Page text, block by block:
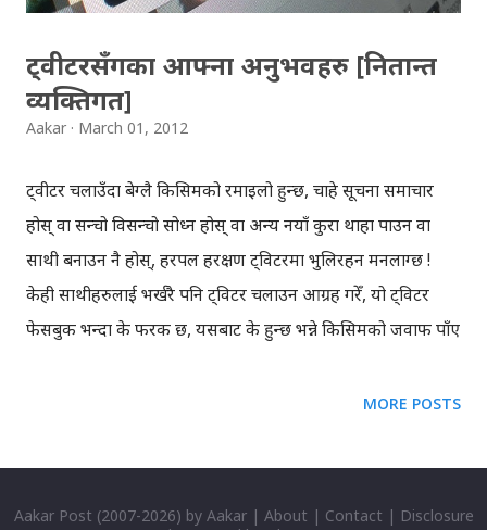
ट्वीटरसँगका आफ्ना अनुभवहरु [नितान्त
व्यक्तिगत]
Aakar March 01, 2012
ट्वीटर चलाउँदा बेग्लै किसिमको रमाइलो हुन्छ, चाहे सूचना समाचार
होस् वा सन्चो विसन्चो सोध्न होस् वा अन्य नयाँ कुरा थाहा पाउन वा
साथी बनाउन नै होस्, हरपल हरक्षण ट्विटरमा भुलिरहन मनलाग्छ !
केही साथीहरुलाई भर्खरै पनि ट्विटर चलाउन आग्रह गरेँ, यो ट्विटर
फेसबुक भन्दा के फरक छ, यसबाट के हुन्छ भन्ने किसिमको जवाफ पाँए
ट्विटर भनेको के हो भनेर ! अनि ट्विटर चलाउनेहरुलाई ट्विटर के हो
बारेमा सबैको आ-आफ्नै किसिमको धारणा होला, अनि यसको
MORE POSTS
Aakar Post (2007-2026) by Aakar| About | Contact | Disclosure